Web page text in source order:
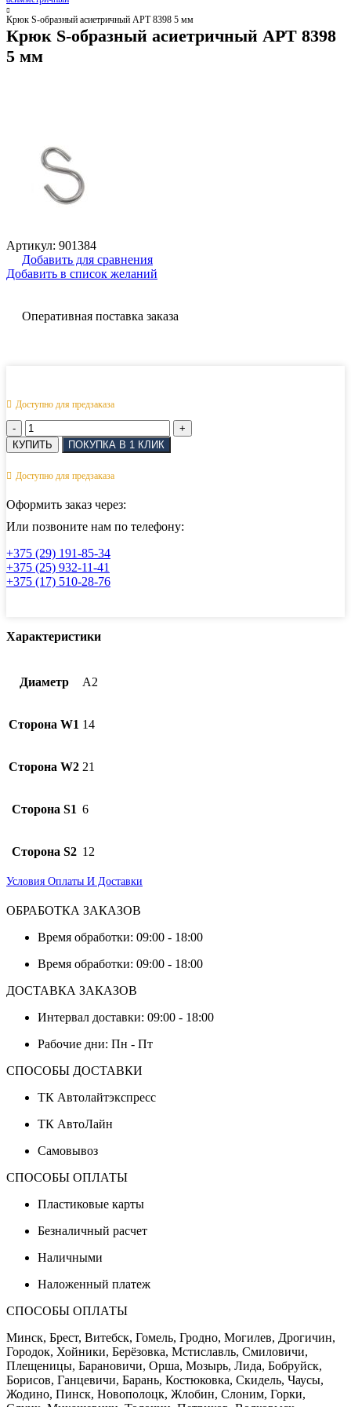
Крюк S-образный асиетричный АРТ 8398 5 мм
Крюк S-образный асиетричный АРТ 8398
5 мм
Артикул: 901384
Добавить для сравнения
Добавить в список желаний
Оперативная поставка заказа
Доступно для предзаказа
Количество
товара
Крюк
образный
АРТ
8398
мм
КУПИТЬ ПОКУПКА В 1 КЛИК
Доступно для предзаказа
Оформить заказ через:
Или позвоните нам по телефону:
+375 (29) 191-85-34
+375 (25) 932-11-41
+375 (17) 510-28-76
Характеристики
Диаметр А2
Сторона W1 14
Сторона W2 21
Сторона S1 6
Сторона S2 12
Условия Оплаты И Доставки
ОБРАБОТКА ЗАКАЗОВ
Время обработки: 09:00 - 18:00
Время обработки: 09:00 - 18:00
ДОСТАВКА ЗАКАЗОВ
Интервал доставки: 09:00 - 18:00
Рабочие дни: Пн - Пт
СПОСОБЫ ДОСТАВКИ
ТК Автолайтэкспресс
ТК АвтоЛайн
Самовывоз
СПОСОБЫ ОПЛАТЫ
Пластиковые карты
Безналичный расчет
Наличными
Наложенный платеж
СПОСОБЫ ОПЛАТЫ
Минск, Брест, Витебск, Гомель, Гродно, Могилев, Дрогичин,
Городок, Хойники, Берёзовка, Мстиславль, Смиловичи,
Плещеницы, Барановичи, Орша, Мозырь, Лида, Бобруйск,
Борисов, Ганцевичи, Барань, Костюковка, Скидель, Чаусы,
Жодино, Пинск, Новополоцк, Жлобин, Слоним, Горки,